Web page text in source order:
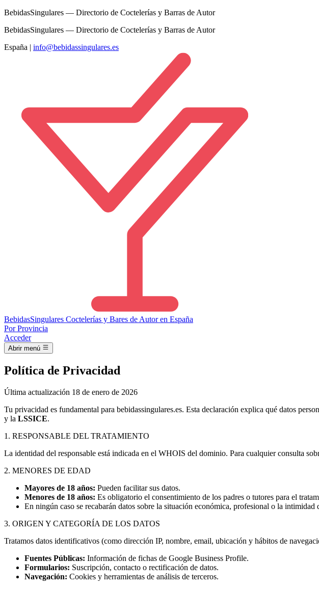
BebidasSingulares — Directorio de Coctelerías y Barras de Autor
BebidasSingulares — Directorio de Coctelerías y Barras de Autor
España | info@bebidassingulares.es
BebidasSingulares Coctelerías y Bares de Autor en España
Por Provincia
Acceder
Abrir menú
Política de Privacidad
Última actualización 18 de enero de 2026
Tu privacidad es fundamental para bebidassingulares.es. Esta declaración explica qué datos
y la LSSICE.
1. RESPONSABLE DEL TRATAMIENTO
La identidad del responsable está indicada en el WHOIS del dominio. Para cualquier consulta
2. MENORES DE EDAD
Mayores de 18 años: Pueden facilitar sus datos.
Menores de 18 años: Es obligatorio el consentimiento de los padres o tutores para el
En ningún caso se recabarán datos sobre la situación económica, profesional o la
3. ORIGEN Y CATEGORÍA DE LOS DATOS
Tratamos datos identificativos (como dirección IP, nombre, email, ubicación y hábitos de
Fuentes Públicas: Información de fichas de Google Business Profile.
Formularios: Suscripción, contacto o rectificación de datos.
Navegación: Cookies y herramientas de análisis de terceros.